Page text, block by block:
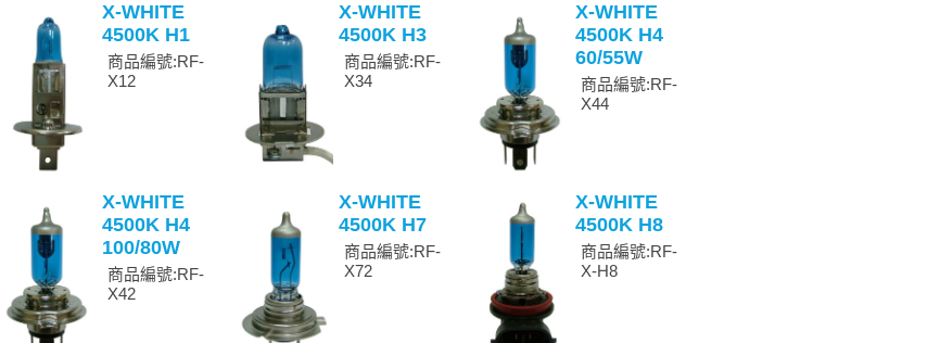
X-WHITE
4500K H1
商品編號:RF-
X12
X-WHITE
4500K H3
商品編號:RF-
X34
X-WHITE
4500K H4
60/55W
商品編號:RF-
X44
X-WHITE
4500K H4
100/80W
商品編號:RF-
X42
X-WHITE
4500K H7
商品編號:RF-
X72
X-WHITE
4500K H8
商品編號:RF-
X-H8